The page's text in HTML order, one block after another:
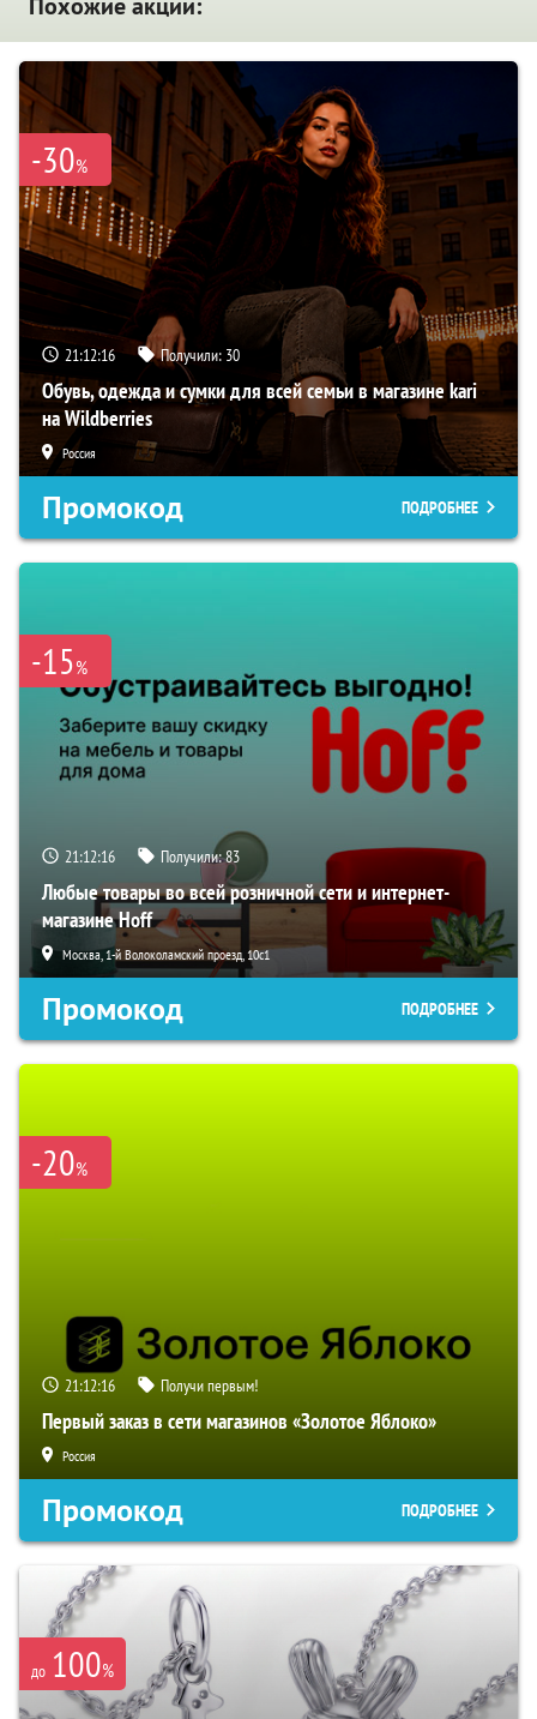
Похожие акции:
-30%
21:12:15 Получили: 30
Обувь, одежда и сумки для всей семьи в магазине kari
на Wildberries
Россия
Промокод ПОДРОБНЕЕ
-15%
21:12:15 Получили:83
Любые товары во всей розничной сети и интернет-
магазине Hoff
Москва, 1-й Волоколамский проезд, 10с1
Промокод ПОДРОБНЕЕ
-20%
21:12:15 Получи первым!
Первый заказ в сети магазинов «Золотое Яблоко»
Россия
Промокод ПОДРОБНЕЕ
до 100%